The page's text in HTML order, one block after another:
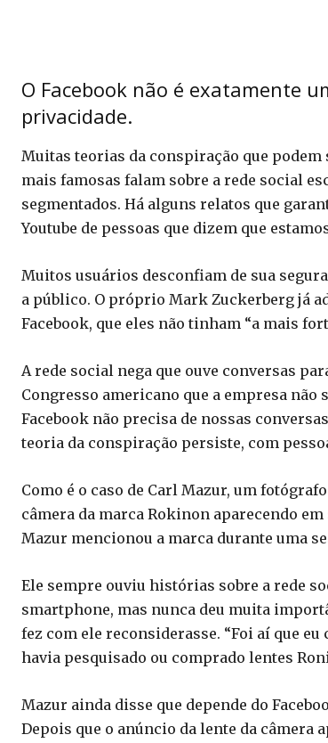
O Facebook não é exatamente
privacidade.
Muitas teorias da conspiração que
mais famosas falam sobre a rede social
segmentados. Há alguns relatos que
Youtube de pessoas que dizem que
Muitos usuários desconfiam de sua
a público. O próprio Mark Zuckerberg já
Facebook, que eles não tinham “a mais
A rede social nega que ouve conversas
Congresso americano que a empresa não
Facebook não precisa de nossas
teoria da conspiração persiste, com
Como é o caso de Carl Mazur, um
câmera da marca Rokinon aparecendo
Mazur mencionou a marca durante uma
Ele sempre ouviu histórias sobre a rede
smartphone, mas nunca deu muita
fez com ele reconsiderasse. “Foi aí que
havia pesquisado ou comprado lentes
Mazur ainda disse que depende do
Depois que o anúncio da lente da câmera